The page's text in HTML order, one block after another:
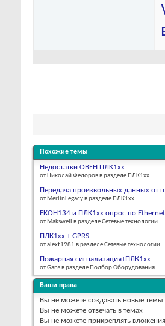
Похожие темы
Недостатки ОВЕН ПЛК1хх
от Николай Федоров в разделе ПЛК1хх
Передача произвольных данных от
от MerlinLegacy в разделе ПЛК1хх
ЕКОН134 и ПЛК1хх опрос по Ethernet
от Makswell в разделе Сетевые технологии
ПЛК1хх + GPRS
от alext1981 в разделе Сетевые технологии
Пожарная сигнализация+ПЛК1хх
от Gans в разделе Подбор Оборудования
Ваши права
Вы не можете создавать новые темы
Вы не можете отвечать в темах
Вы не можете прикреплять вложения